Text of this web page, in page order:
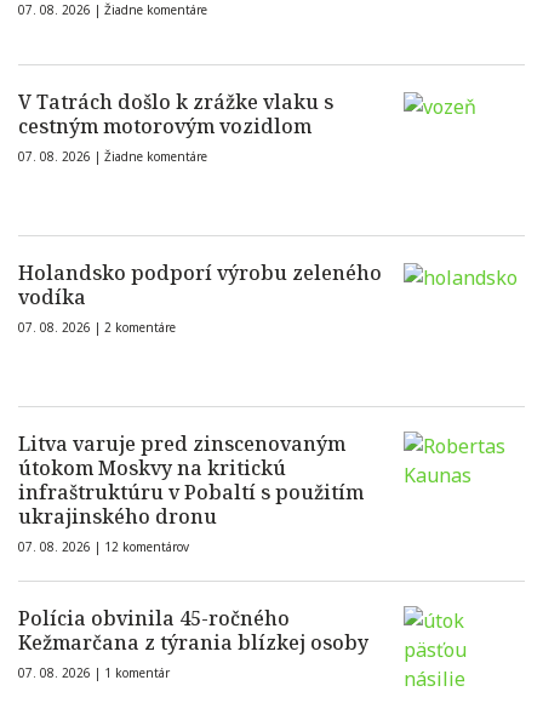
07. 08. 2026 | Žiadne komentáre
V Tatrách došlo k zrážke vlaku s
cestným motorovým vozidlom
07. 08. 2026 | Žiadne komentáre
Holandsko podporí výrobu zeleného
vodíka
07. 08. 2026 | 2 komentáre
Litva varuje pred zinscenovaným
útokom Moskvy na kritickú
infraštruktúru v Pobaltí s použitím
ukrajinského dronu
07. 08. 2026 | 12 komentárov
Polícia obvinila 45-ročného
Kežmarčana z týrania blízkej osoby
07. 08. 2026 | 1 komentár